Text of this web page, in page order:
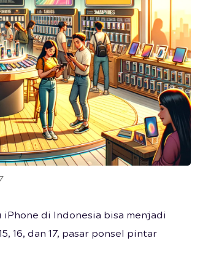
di Indonesia bisa menjadi
16, dan 17, pasar ponsel pintar